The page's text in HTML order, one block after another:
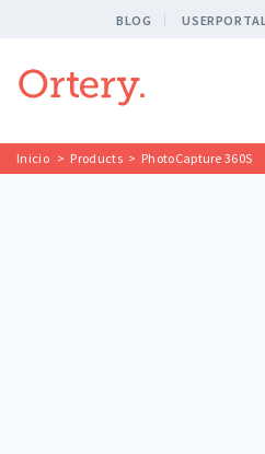
BLOG USERPORTAL
Inicio > Products > PhotoCapture 360S